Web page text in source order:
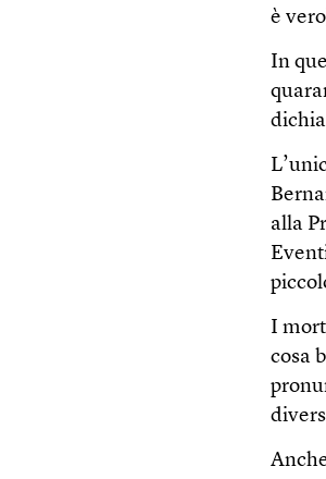
è
In
alla
I
cosa